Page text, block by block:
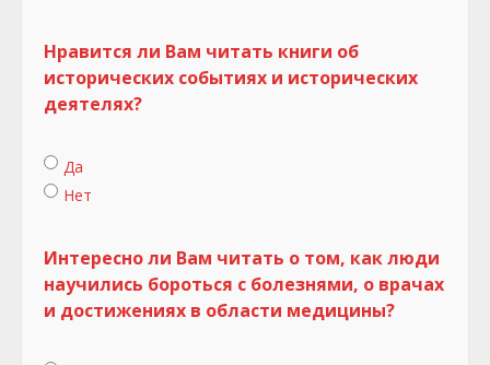
Нравится ли Вам читать книги об
исторических событиях и исторических
деятелях?
Да
Нет
Интересно ли Вам читать о том, как люди
научились бороться с болезнями, о врачах
и достижениях в области медицины?